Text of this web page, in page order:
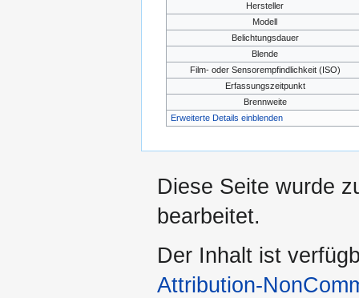
Hersteller
Modell
Belichtungsdauer
Blende
Film- oder Sensorempfindlichkeit (ISO)
Erfassungszeitpunkt
Brennweite
Erweiterte Details einblenden
Diese Seite wurde
bearbeitet.
Der Inhalt ist
Attribution-